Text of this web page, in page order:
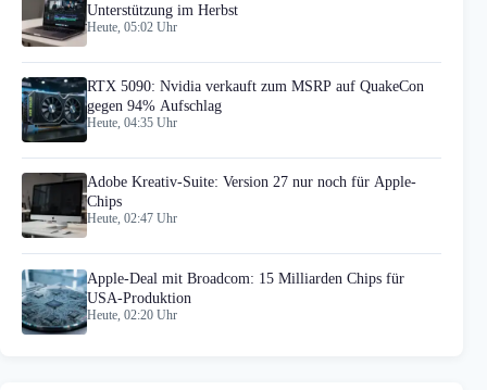
Unterstützung im Herbst
Heute, 05:02 Uhr
RTX 5090: Nvidia verkauft zum MSRP auf QuakeCon
gegen 94% Aufschlag
Heute, 04:35 Uhr
Adobe Kreativ-Suite: Version 27 nur noch für Apple-
Chips
Heute, 02:47 Uhr
Apple-Deal mit Broadcom: 15 Milliarden Chips für
USA-Produktion
Heute, 02:20 Uhr